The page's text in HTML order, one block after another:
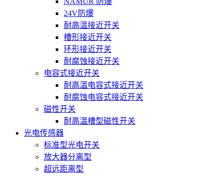
24V防爆
耐高温接近开关
槽形接近开关
环形接近开关
耐腐蚀接近开关
电容式接近开关
耐高温电容式接近开关
耐腐蚀电容式接近开关
磁性开关
耐高温槽型磁性开关
光电传感器
标准型光电开关
放大器分离型
超远距离型